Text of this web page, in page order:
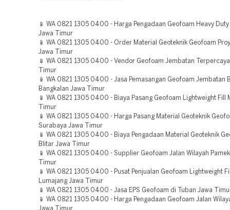
📱 WA 0821 1305 0400 - Harga Pengadaan Geofoam Heavy
Jawa Timur
📱 WA 0821 1305 0400 - Order Material Geoteknik Geofoam
Jawa Timur
📱 WA 0821 1305 0400 - Vendor Geofoam Jembatan
Timur
📱 WA 0821 1305 0400 - Jasa Pemasangan Geofoam Jembatan
Bangkalan Jawa Timur
📱 WA 0821 1305 0400 - Biaya Pasang Geofoam Lightweight Fill
Timur
📱 WA 0821 1305 0400 - Harga Pasang Material Geoteknik
Surabaya Jawa Timur
📱 WA 0821 1305 0400 - Biaya Pengadaan Material Geoteknik
Blitar Jawa Timur
📱 WA 0821 1305 0400 - Supplier Geofoam Jalan Wilayah
Timur
📱 WA 0821 1305 0400 - Pusat Penjualan Geofoam Lightweight
Lumajang Jawa Timur
📱 WA 0821 1305 0400 - Jasa EPS Geofoam di Tuban Jawa
📱 WA 0821 1305 0400 - Harga Pengadaan Geofoam Jalan
Jawa Timur